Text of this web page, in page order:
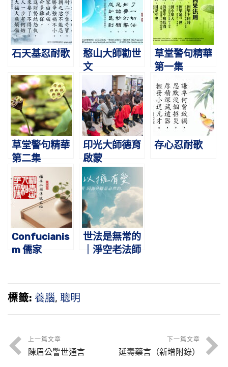
石天基忍耐歌
憨山大師勸世
文
草堂警句精華
第一集
草堂警句精華
第二集
印光大師德育
啟蒙
存心忍耐歌
Confucianis
m 儒家
世法是無常的
｜淨空老法師
標籤: 養腦, 聰明
上一篇文章
陳眉公警世通言
下一篇文章
延壽藥言（新增附錄）